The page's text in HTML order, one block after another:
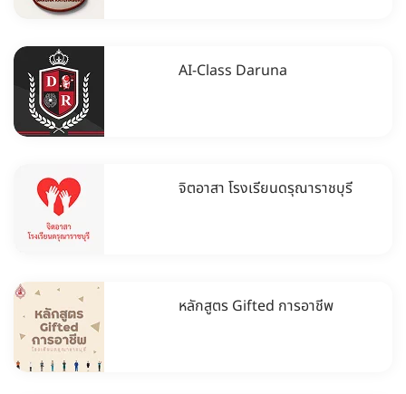
AI-Class Daruna
จิตอาสา โรงเรียนดรุณาราชบุรี
หลักสูตร Gifted การอาชีพ